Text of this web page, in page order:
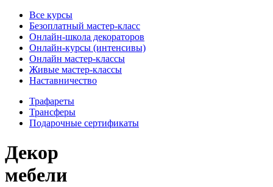
Все курсы
Безоплатный мастер-класс
Онлайн-школа декораторов
Онлайн-курсы (интенсивы)
Онлайн мастер-классы
Живые мастер-классы
Наставничество
Трафареты
Трансферы
Подарочные сертификаты
Декор
мебели